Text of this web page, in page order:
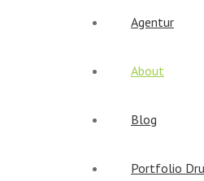
Agentur
About
Blog
Portfolio